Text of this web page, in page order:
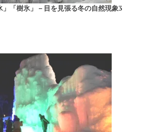
」「樹氷」－目を見張る冬の自然現象3